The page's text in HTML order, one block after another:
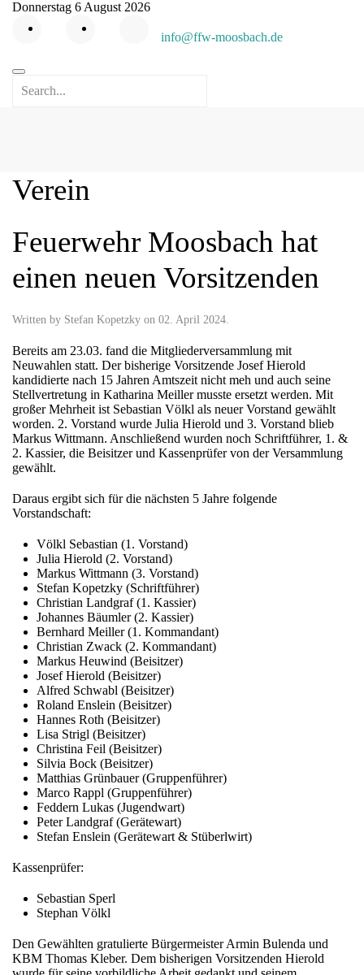
Donnerstag 6 August 2026
info@ffw-moosbach.de
Verein
Feuerwehr Moosbach hat
einen neuen Vorsitzenden
Written by Stefan Kopetzky on 02. April 2024.
Bereits am 23.03. fand die Mitgliederversammlung mit
Neuwahlen statt. Der bisherige Vorsitzende Josef Hierold
kandidierte nach 15 Jahren Amtszeit nicht meh und auch seine
Stellvertretung in Katharina Meiller musste ersetzt werden. Mit
großer Mehrheit ist Sebastian Völkl als neuer Vorstand gewählt
worden. 2. Vorstand wurde Julia Hierold und 3. Vorstand blieb
Markus Wittmann. Anschließend wurden noch Schriftführer, 1. &
2. Kassier, die Beisitzer und Kassenprüfer von der Versammlung
gewählt.
Daraus ergibt sich für die nächsten 5 Jahre folgende
Vorstandschaft:
Völkl Sebastian (1. Vorstand)
Julia Hierold (2. Vorstand)
Markus Wittmann (3. Vorstand)
Stefan Kopetzky (Schriftführer)
Christian Landgraf (1. Kassier)
Johannes Bäumler (2. Kassier)
Bernhard Meiller (1. Kommandant)
Christian Zwack (2. Kommandant)
Markus Heuwind (Beisitzer)
Josef Hierold (Beisitzer)
Alfred Schwabl (Beisitzer)
Roland Enslein (Beisitzer)
Hannes Roth (Beisitzer)
Lisa Strigl (Beisitzer)
Christina Feil (Beisitzer)
Silvia Bock (Beisitzer)
Matthias Grünbauer (Gruppenführer)
Marco Rappl (Gruppenführer)
Feddern Lukas (Jugendwart)
Peter Landgraf (Gerätewart)
Stefan Enslein (Gerätewart & Stüberlwirt)
Kassenprüfer:
Sebastian Sperl
Stephan Völkl
Den Gewählten gratulierte Bürgermeister Armin Bulenda und
KBM Thomas Kleber. Dem bisherigen Vorsitzenden Hierold